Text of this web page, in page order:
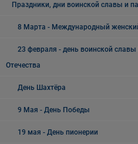
Праздники, дни воинской славы и
8 Марта - Международный
23 февраля - день воинской
Отечества
День Шахтёра
9 Мая - День Победы
19 мая - День пионерии